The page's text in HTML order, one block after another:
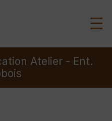
☰
Atelier - Ent.